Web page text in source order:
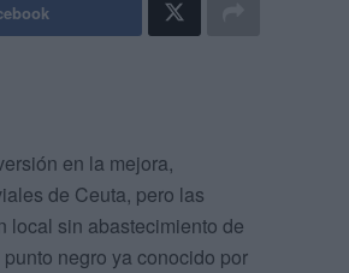
en la mejora,
de Ceuta, pero las
local sin abastecimiento de
negro ya conocido por